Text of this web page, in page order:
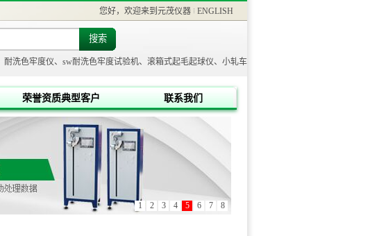
您好，欢迎来到元茂仪器 ENGLISH
洗色牢度仪、sw耐洗色牢度试验机、滚箱式起毛起球仪、小轧车
荣誉资质典型客户 联系我们
1 2 3 4 5 6 7 8